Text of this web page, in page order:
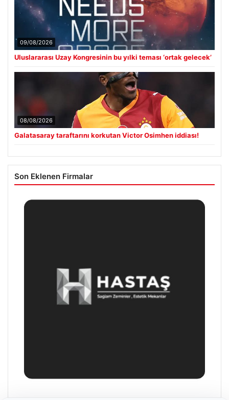
09/08/2026
Uluslararası Uzay Kongresinin bu yılki teması ‘ortak gelecek’
08/08/2026
Galatasaray taraftarını korkutan Victor Osimhen iddiası!
Son Eklenen Firmalar